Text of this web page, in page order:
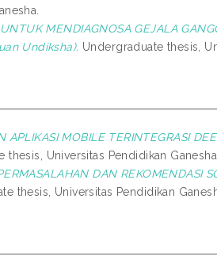
UNTUK MENDIAGNOSA GEJALA
Undiksha). Undergraduate thesis,
APLIKASI MOBILE TERINTEGRASI
thesis, Universitas Pendidikan Ganesha.
DAN REKOMENDASI
thesis, Universitas Pendidikan